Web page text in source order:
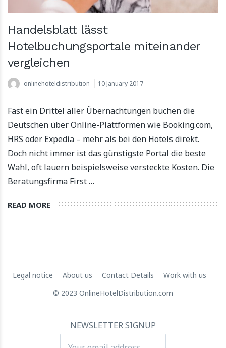
Handelsblatt lässt
Hotelbuchungsportale miteinander
vergleichen
onlinehoteldistribution 10 January 2017
Fast ein Drittel aller Übernachtungen buchen die
Deutschen über Online-Plattformen wie Booking.com,
HRS oder Expedia – mehr als bei den Hotels direkt.
Doch nicht immer ist das günstigste Portal die beste
Wahl, oft lauern beispielsweise versteckte Kosten. Die
Beratungsfirma First …
READ MORE
Legal notice About us Contact Details
Work with us
© 2023 OnlineHotelDistribution.com
NEWSLETTER SIGNUP